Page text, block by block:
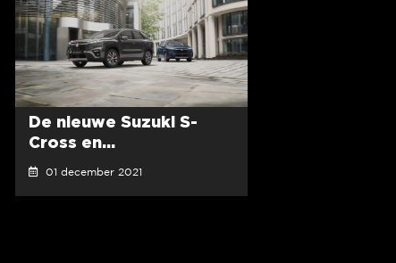
De nieuwe Suzuki S-
Cross en...
01 december 2021